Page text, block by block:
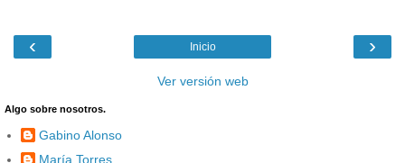
‹ ›
Inicio
Ver versión web
Algo sobre nosotros.
Gabino Alonso
María Torres